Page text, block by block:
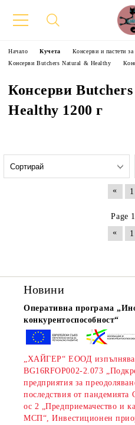
Начало Кучета Консерви и пастети за
Консерви Butchers Natural & Healthy
Консерви
Healthy 1200 г
« 1
Page
«
1
Новини
Оперативна програма
конкурентоспособност“
„ХАЙГЕР“ ЕООД изпълнява
BG16RFOP002-2.073
предприятия за
последствия от
ос 2 „Предприемачество и
МСП“, Инвестиционен